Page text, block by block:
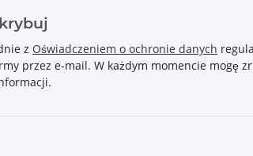
z Oświadczeniem o ochronie danych
przez e-mail. W każdym momencie mogę